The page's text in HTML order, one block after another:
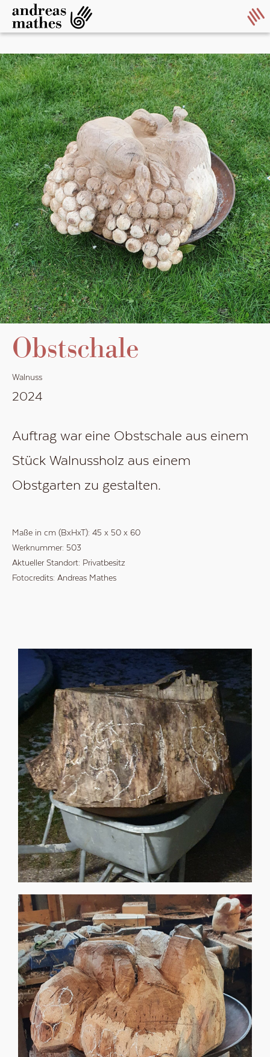
Obstschale
Walnuss
2024
Auftrag war eine Obstschale aus einem
Stück Walnussholz aus einem
Obstgarten zu gestalten.
Maße in cm (BxHxT): 45 x 50 x 60
Werknummer: 503
Aktueller Standort: Privatbesitz
Fotocredits: Andreas Mathes